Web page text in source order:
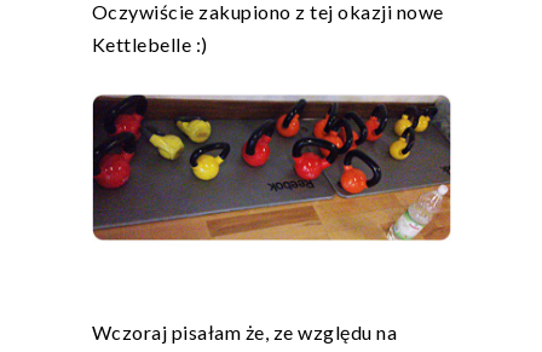
Oczywiście zakupiono z tej okazji nowe
Kettlebelle :)
Wczoraj pisałam że, ze względu na